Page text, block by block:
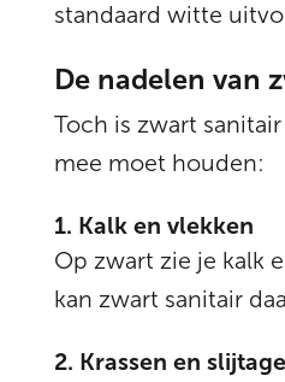
standaard witte
De nadelen van
Toch is zwart
mee moet houden:
1. Kalk en vlekken
Op zwart zie je kalk
kan zwart sanitair
2. Krassen en slijtage